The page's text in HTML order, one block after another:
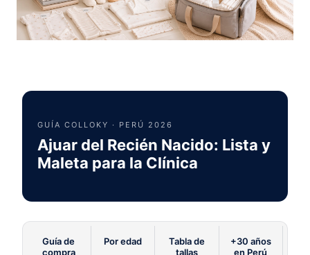
GUÍA COLLOKY · PERÚ 2026
Ajuar del Recién Nacido: Lista y
Maleta para la Clínica
Guía de
compra
Por edad
Tabla de
tallas
+30 años
en Perú